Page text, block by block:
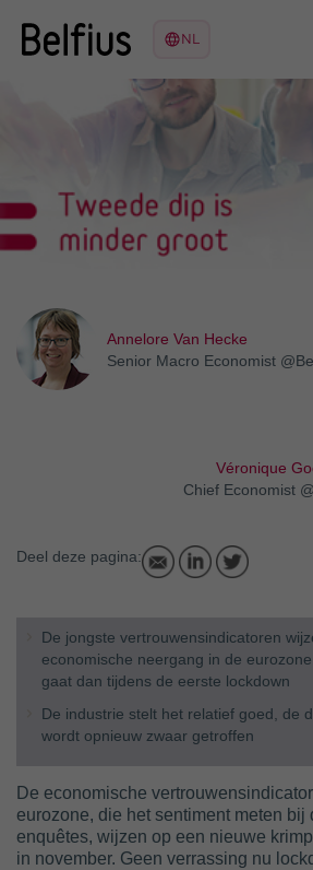
Annelore Van Hecke
Senior Macro Economist
Véronique
Chief Economist
Deel deze pagina:
De jongste vertrouwensindicatoren
economische neergang in de
gaat dan tijdens de eerste lockdown
De industrie stelt het relatief goed, de
wordt opnieuw zwaar getroffen
De economische
eurozone, die het sentiment meten bij
enquêtes, wijzen op een nieuwe
in november. Geen verrassing nu